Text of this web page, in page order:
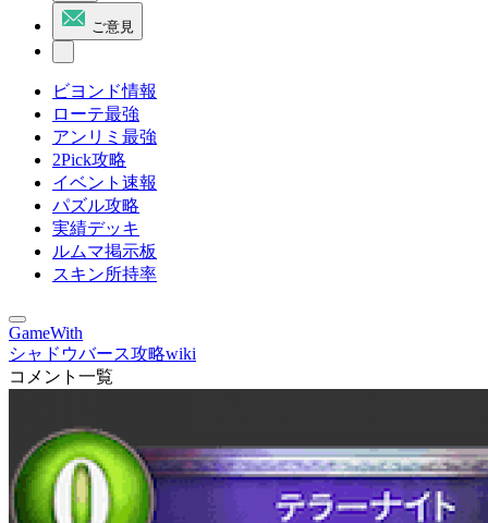
ご意見
ビヨンド情報
ローテ最強
アンリミ最強
2Pick攻略
イベント速報
パズル攻略
実績デッキ
ルムマ掲示板
スキン所持率
GameWith
シャドウバース攻略wiki
コメント一覧